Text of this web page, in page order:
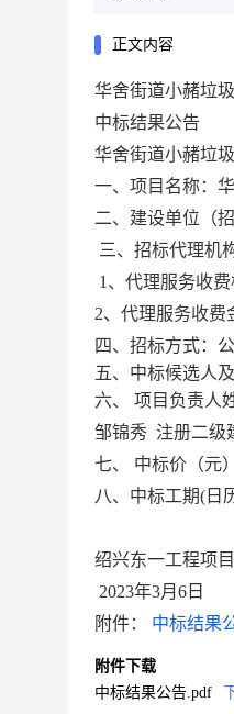
正文内容
华舍街道小赭垃
中标结果公告
华舍街道小赭垃
一、项目名称：
二、建设单位（招
三、 招标代理机
1 、代理服务收费
2、代理服务收费
四、招标方式：
五、中标候选人
六、
项目负责人
邹锦秀 注册二级
七、
中标价（元）
八、中标工期(日
绍兴东一工程项
2023年3月 6 日
附件： 中标结果
附件下载
中标结果公告.pdf